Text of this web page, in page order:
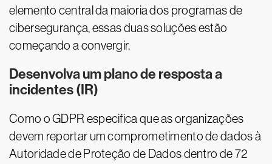
elemento central da maioria dos programas de
cibersegurança, essas duas soluções estão
começando a convergir.
Desenvolva um plano de resposta a
incidentes (IR)
Como o GDPR especifica que as organizações
devem reportar um comprometimento de dados à
Autoridade de Proteção de Dados dentro de 72